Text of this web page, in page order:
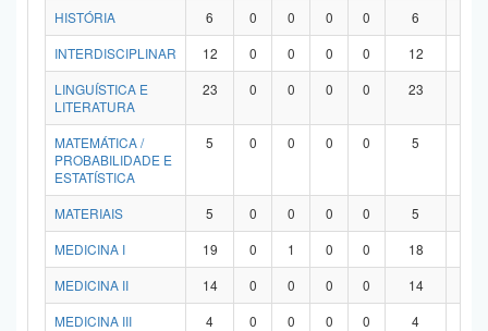
HISTÓRIA
6 0 0 0 0 6
INTERDISCIPLINAR
12 0 0 0 0 12
LINGUÍSTICA E
LITERATURA
23 0 0 0 0 23
MATEMÁTICA /
PROBABILIDADE E
ESTATÍSTICA
5 0 0 0 0 5
MATERIAIS 5 0 0 0 0 5
MEDICINA I
19 0 1 0 0 18
MEDICINA II
14 0 0 0 0 14
MEDICINA III
4 0 0 0 0 4